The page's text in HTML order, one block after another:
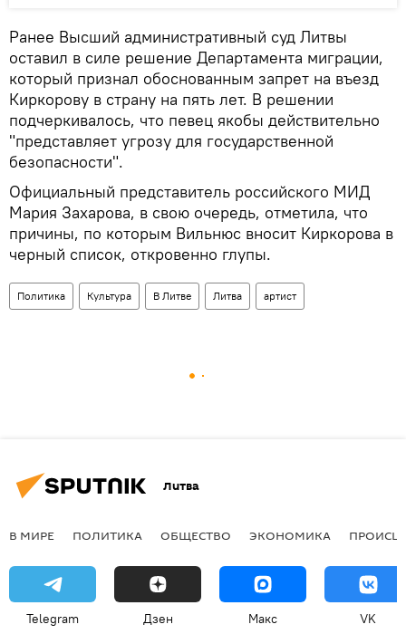
Ранее Высший административный суд Литвы
оставил в силе решение Департамента миграции,
который признал обоснованным запрет на въезд
Киркорову в страну на пять лет. В решении
подчеркивалось, что певец якобы действительно
"представляет угрозу для государственной
безопасности".
Официальный представитель российского МИД
Мария Захарова, в свою очередь, отметила, что
причины, по которым Вильнюс вносит Киркорова в
черный список, откровенно глупы.
Политика Культура В Литве Литва артист
Литва
В МИРЕ ПОЛИТИКА ОБЩЕСТВО ЭКОНОМИКА
Telegram Дзен Макс VK